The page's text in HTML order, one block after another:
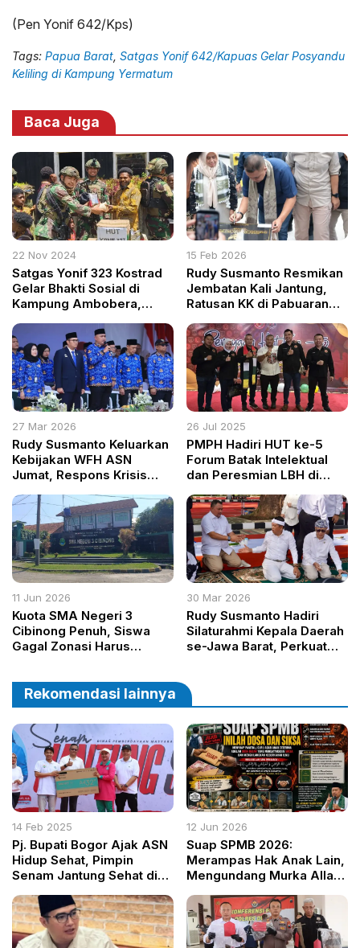
(Pen Yonif 642/Kps)
Tags: Papua Barat Satgas Yonif 642/Kapuas Gelar Posyandu
Keliling di Kampung Yermatum
Baca Juga
22 Nov 2024
Satgas Yonif 323 Kostrad
Gelar Bhakti Sosial di
Kampung Ambobera,
Pembangunan Papua
15 Feb 2026
Rudy Susmanto Resmikan
Jembatan Kali Jantung,
Ratusan KK di Pabuaran
dari Banjir
27 Mar 2026
Rudy Susmanto Keluarkan
Kebijakan WFH ASN
Jumat, Respons Krisis
26 Jul 2025
PMPH Hadiri HUT ke-5
Forum Batak Intelektual
dan Peresmian LBH di
11 Jun 2026
Kuota SMA Negeri 3
Cibinong Penuh, Siswa
Gagal Zonasi Harus
30 Mar 2026
Rudy Susmanto Hadiri
Silaturahmi Kepala Daerah
se-Jawa Barat, Perkuat
Rekomendasi lainnya
14 Feb 2025
Pj. Bupati Bogor Ajak ASN
Hidup Sehat, Pimpin
Senam Jantung Sehat di
12 Jun 2026
Suap SPMB 2026:
Merampas Hak Anak Lain,
Mengundang Murka Allah,
Depan Pendidikan Bangsa